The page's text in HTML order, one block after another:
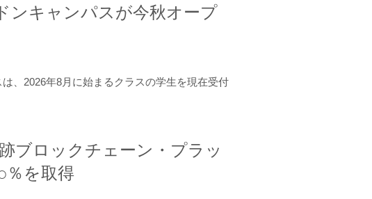
ンキャンパスが今秋オープ
、2026年8月に始まるクラスの学生を現在受付
ブロックチェーン・プラッ
％を取得